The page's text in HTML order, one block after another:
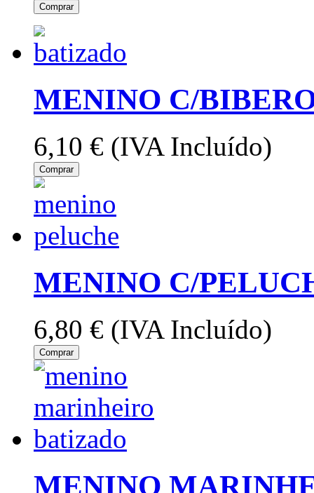
Comprar
MENINO C/
6,10 € (IVA Incluído)
Comprar
MENINO C/
6,80 € (IVA Incluído)
Comprar
MENINO